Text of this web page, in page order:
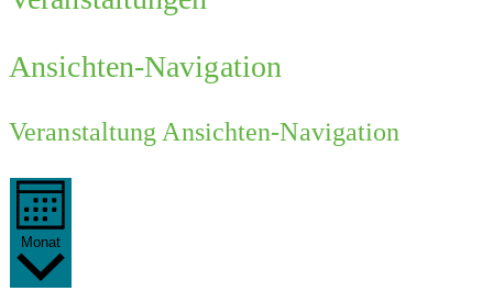
Ansichten-Navigation
Veranstaltung Ansichten-Navigation
Monat